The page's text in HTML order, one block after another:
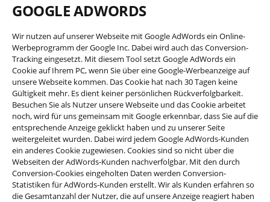
GOOGLE ADWORDS
Wir nutzen auf unserer Webseite mit Google AdWords ein Online-
Werbeprogramm der Google Inc. Dabei wird auch das Conversion-
Tracking eingesetzt. Mit diesem Tool setzt Google AdWords ein
Cookie auf Ihrem PC, wenn Sie über eine Google-Werbeanzeige auf
unsere Webseite kommen. Das Cookie hat nach 30 Tagen keine
Gültigkeit mehr. Es dient keiner persönlichen Rückverfolgbarkeit.
Besuchen Sie als Nutzer unsere Webseite und das Cookie arbeitet
noch, wird für uns gemeinsam mit Google erkennbar, dass Sie auf die
entsprechende Anzeige geklickt haben und zu unserer Seite
weitergeleitet wurden. Dabei wird jedem Google AdWords-Kunden
ein anderes Cookie zugewiesen. Cookies sind so nicht über die
Webseiten der AdWords-Kunden nachverfolgbar. Mit den durch
Conversion-Cookies eingeholten Daten werden Conversion-
Statistiken für AdWords-Kunden erstellt. Wir als Kunden erfahren so
die Gesamtanzahl der Nutzer, die auf unsere Anzeige reagiert haben